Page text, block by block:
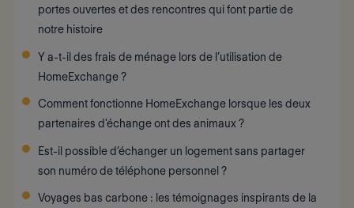
portes ouvertes et des rencontres qui font partie de
notre histoire
Y a-t-il des frais de ménage lors de l’utilisation de
HomeExchange ?
Comment fonctionne HomeExchange lorsque les deux
partenaires d'échange ont des animaux ?
Est-il possible d’échanger un logement sans partager
son numéro de téléphone personnel ?
Voyages bas carbone : les témoignages inspirants de la